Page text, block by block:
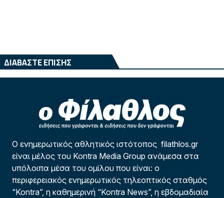
ΔΙΑΒΑΣΤΕ ΕΠΙΣΗΣ
Ο ενημερωτικός αθλητικός ιστότοπος filathlos.gr
είναι μέλος του Kontra Media Group ανάμεσα στα
υπόλοιπα μέσα του ομίλου που είναι: ο
περιφερειακός ενημερωτικός τηλεοπτικός σταθμός
“Kontra”, η καθημερινή “Kontra News”, η εβδομαδιαία